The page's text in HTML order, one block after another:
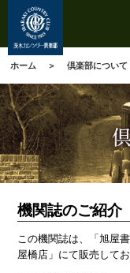
ホーム 倶楽部について
機関誌のご紹介
この機関誌は、「旭屋
屋橋店」にて販売してお